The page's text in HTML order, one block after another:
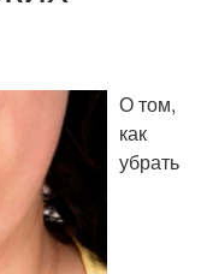
О том,
как
убрать